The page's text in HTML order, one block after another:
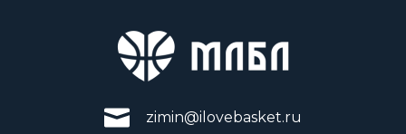
zimin@ilovebasket.ru